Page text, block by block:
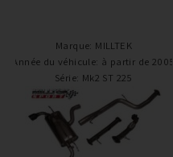
Marque: MILLTEK
Année du véhicule: à partir de 2005
Série: Mk2 ST 225